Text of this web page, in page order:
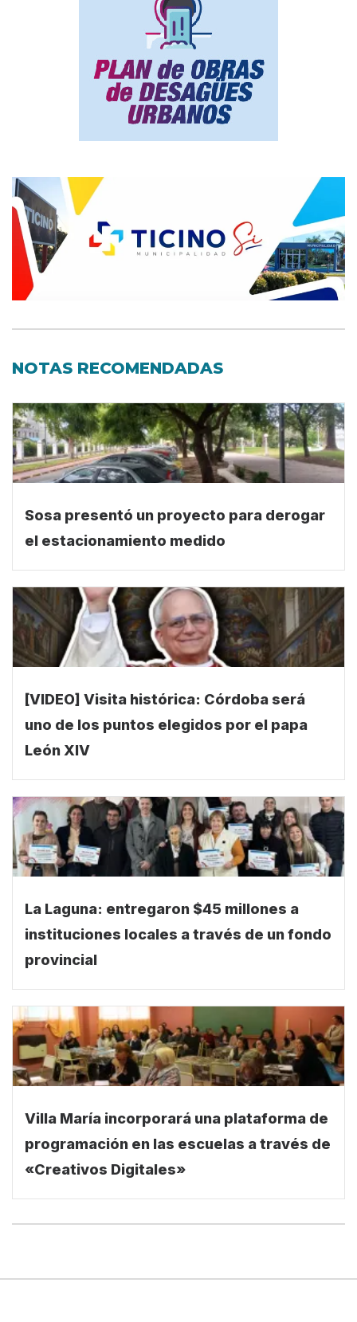
Sosa presentó un proyecto para derogar
el estacionamiento medido
[VIDEO] Visita histórica: Córdoba será
uno de los puntos elegidos por el papa
León XIV
La Laguna: entregaron $45 millones a
instituciones locales a través de un fondo
provincial
Villa María incorporará una plataforma de
programación en las escuelas a través de
«Creativos Digitales»